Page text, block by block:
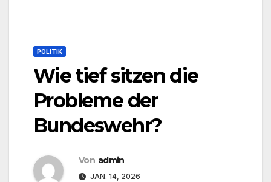
POLITIK
Wie tief sitzen die
Probleme der
Bundeswehr?
Von admin
JAN. 14, 2026